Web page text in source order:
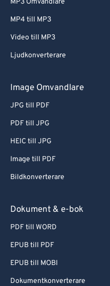
MP3 Omvandlare
MP4 till MP3
Video till MP3
Ljudkonverterare
Image Omvandlare
JPG till PDF
PDF till JPG
HEIC till JPG
Image till PDF
Bildkonverterare
Dokument & e-bok
PDF till WORD
EPUB till PDF
EPUB till MOBI
Dokumentkonverterare